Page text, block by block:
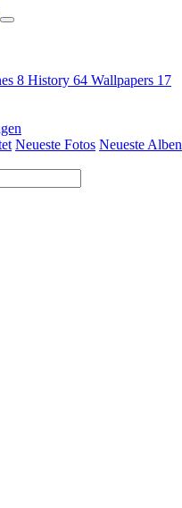
8 History 64 Wallpapers 17
Neueste Fotos Neueste Alben